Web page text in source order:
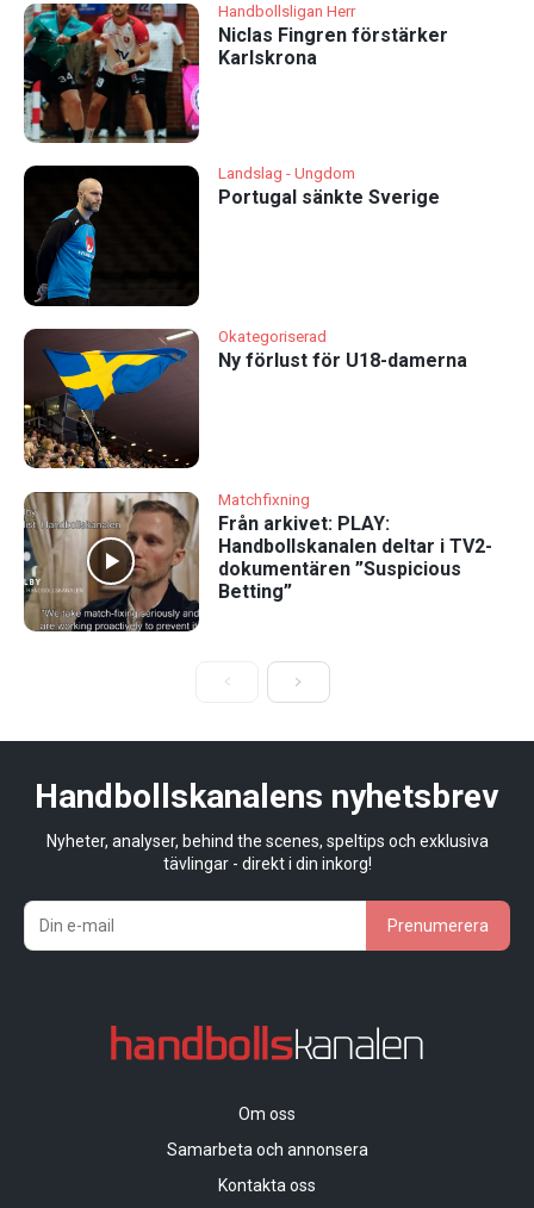
Handbollsligan Herr
Niclas Fingren förstärker
Karlskrona
Landslag - Ungdom
Portugal sänkte Sverige
Okategoriserad
Ny förlust för U18-damerna
Matchfixning
Från arkivet: PLAY:
Handbollskanalen deltar i TV2-
dokumentären ”Suspicious
Betting”
Handbollskanalens nyhetsbrev
Nyheter, analyser, behind the scenes, speltips och exklusiva
tävlingar - direkt i din inkorg!
Prenumerera
Om oss
Samarbeta och annonsera
Kontakta oss